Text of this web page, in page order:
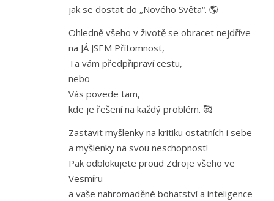
jak se dostat do „Nového Světa“. 🌎
Ohledně všeho v životě se obracet nejdříve
na JÁ JSEM Přítomnost,
Ta vám předpřipraví cestu,
nebo
Vás povede tam,
kde je řešení na každý problém. 🥰
Zastavit myšlenky na kritiku ostatních i sebe
a myšlenky na svou neschopnost!
Pak odblokujete proud Zdroje všeho ve
Vesmíru
a vaše nahromaděné bohatství a inteligence